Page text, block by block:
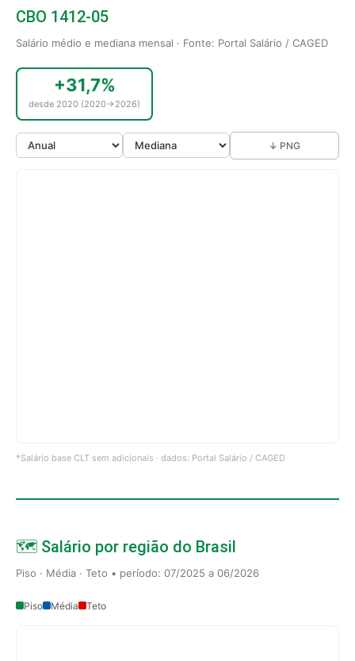
CBO 1412-05
Salário médio e mediana mensal · Fonte: Portal Salário / CAGED
+31,7%
desde 2020 (2020→2026)
↓ PNG
*Salário base CLT sem adicionais · dados: Portal Salário / CAGED
🗺️ Salário por região do Brasil
Piso · Média · Teto • período: 07/2025 a 06/2026
Piso Média Teto